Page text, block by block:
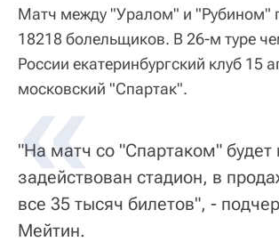
Матч между "Уралом" и "Рубином"
18218 болельщиков. В 26-м туре
России екатеринбургский клуб 15
московский "Спартак".
"На матч со "Спартаком" будет
задействован стадион, в
все 35 тысяч билетов", -
Мейтин.